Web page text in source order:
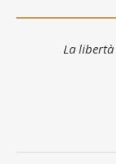
La libertà